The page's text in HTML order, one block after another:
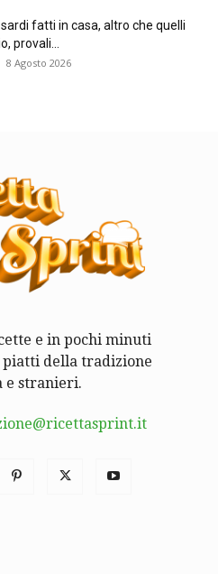
fatti in casa, altro che quelli
provali...
8 Agosto 2026
e in pochi minuti
della tradizione
e stranieri.